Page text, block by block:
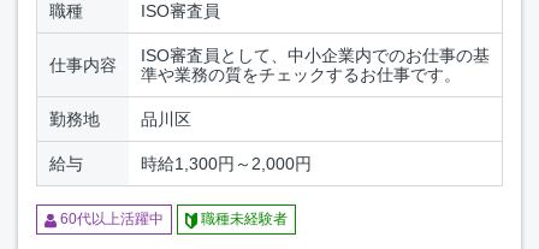
職種 ISO審査員
仕事内容
ISO審査員として、中小企業内でのお仕事の基
準や業務の質をチェックするお仕事です。
勤務地 品川区
給与 時給1,300円～2,000円
60代以上活躍中 職種未経験者